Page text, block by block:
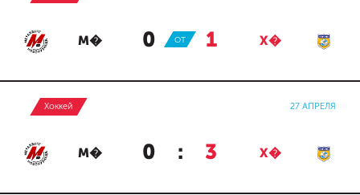
М� 0 : 1 Х�
ОТ
Хоккей 27 АПРЕЛЯ
М� 0 : 3 Х�